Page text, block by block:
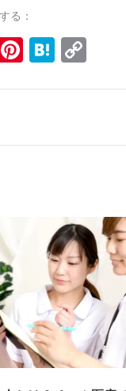
る：
Pi
st
H
a Li